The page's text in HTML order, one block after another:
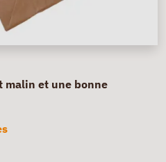
malin et une bonne